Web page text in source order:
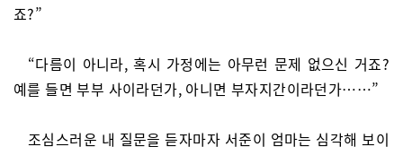
죠?”
“다름이 아니라, 혹시 가정에는 아무런 문제 없으신 거죠?
예를 들면 부부 사이라던가, 아니면 부자지간이라던가……”
조심스러운 내 질문을 듣자마자 서준이 엄마는 심각해 보이